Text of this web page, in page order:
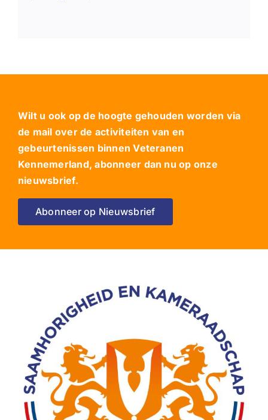
Wilt u ook op de hoogte gehouden worden via
de mail over de activiteiten van en
gebeurtenissen binnen Veteranen
Kennemerland, abonneer dan nu op onze
nieuwsbrief.
Abonneer op Nieuwsbrief